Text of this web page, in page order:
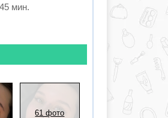
мин.
61 фото